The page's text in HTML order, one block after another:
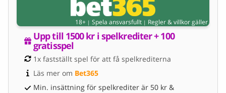
18+ | Spela ansvarsfullt | Regler & villkor gäller
Upp till 1500 kr i spelkrediter + 100
gratisspel
1x fastställt spel för att få spelkrediterna
Läs mer om Bet365
Min. insättning för spelkrediter är 50 kr &